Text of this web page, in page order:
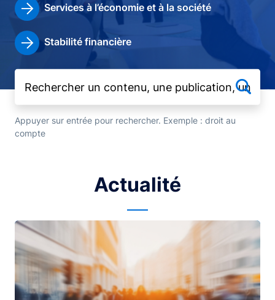
Services à l’économie et à la société
Stabilité financière
Appuyer sur entrée pour rechercher. Exemple : droit au
compte
Actualité
Image